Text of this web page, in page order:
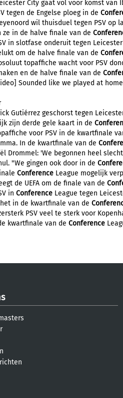
City gaat vol voor komst van
tegen de Engelse ploeg in de
wil thuisduel tegen PSV op
ze in de halve finale van de
in slotfase onderuit tegen Leicester
om de halve finale van de
topaffiche wacht voor PSV
en de halve finale van de
Sounded like we played at
Gutiérrez geschorst tegen
zijn derde gele kaart in de
voor PSV in de kwartfinale
In de kwartfinale van de
Drommel: 'We begonnen heel
"We gingen ook door in de
Conference League mogelijk
de UEFA om de finale van de
in Conference League tegen
het in de kwartfinale van de
PSV veel te sterk voor
kwartfinale van de Conference